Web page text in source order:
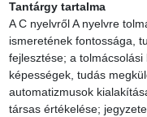
Tantárgy tartalma
A C nyelvről A nyelvre
ismeretének fontossága,
fejlesztése; a
képességek, tudás
automatizmusok
társas értékelése;